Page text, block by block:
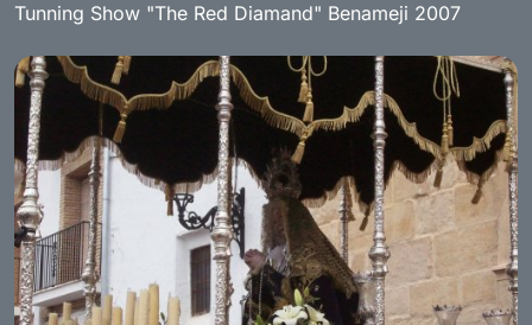
Tunning Show "The Red Diamand" Benameji 2007